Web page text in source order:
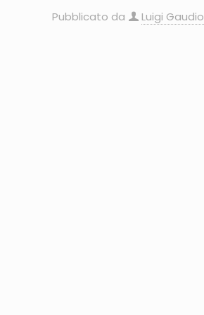
Pubblicato da Luigi Gaudio